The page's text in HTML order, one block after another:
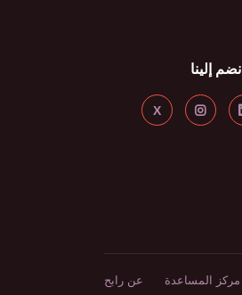
انضم إلينا
X
مركز المساعدة عن رابح